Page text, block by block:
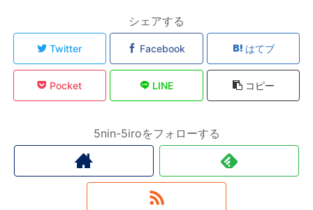
シェアする
Twitter Facebook はてブ
Pocket LINE コピー
5nin-5iroをフォローする